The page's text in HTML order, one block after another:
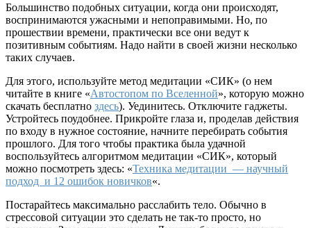
Большинство подобных ситуации, когда они происходят,
воспринимаются ужасными и непоправимыми. Но, по
прошествии времени, практически все они ведут к
позитивным событиям. Надо найти в своей жизни несколько
таких случаев.
Для этого, используйте метод медитации «СИК» (о нем
читайте в книге «Автостопом по Вселенной», которую можно
скачать бесплатно здесь). Уединитесь. Отключите гаджеты.
Устройтесь поудобнее. Прикройте глаза и, проделав действия
по входу в нужное состояние, начните перебирать события
прошлого. Для того чтобы практика была удачной
воспользуйтесь алгоритмом медитации «СИК», который
можно посмотреть здесь: «Техника медитации — научный
подход и 12 ошибок новичков«.
Постарайтесь максимально расслабить тело. Обычно в
стрессовой ситуации это сделать не так-то просто, но